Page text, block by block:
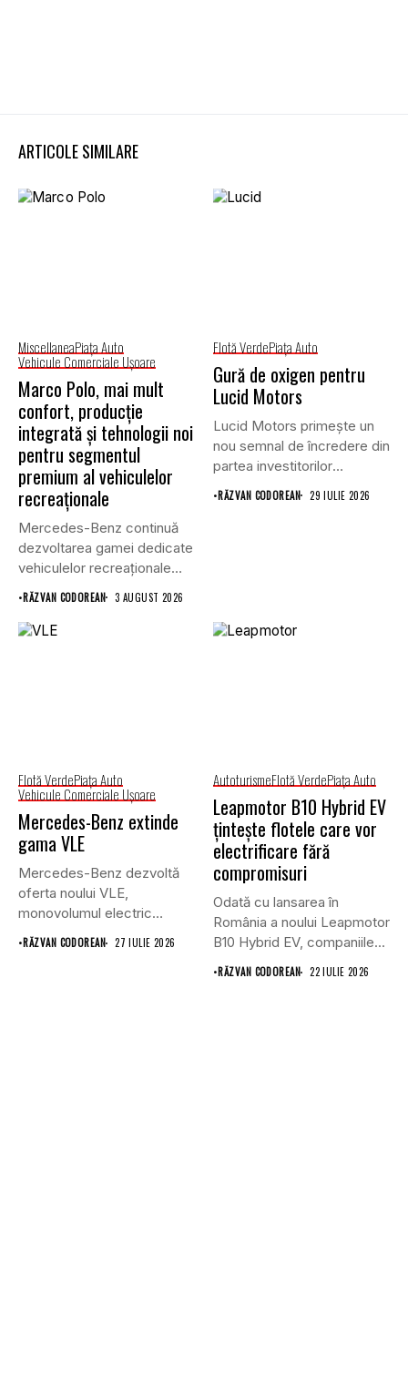
ARTICOLE SIMILARE
MiscellaneaPiaţa Auto
Vehicule Comerciale Uşoare
Marco Polo, mai mult
confort, producție
integrată și tehnologii noi
pentru segmentul
premium al vehiculelor
recreaționale
Mercedes-Benz continuă
dezvoltarea gamei dedicate
vehiculelor recreaționale
prin lansarea unei versiuni
actualizate...
•RĂZVAN CODOREAN 3 AUGUST 2026
Flotă VerdePiaţa Auto
Gură de oxigen pentru
Lucid Motors
Lucid Motors primește un
nou semnal de încredere din
partea investitorilor
saudiți,...
•RĂZVAN CODOREAN 29 IULIE 2026
Flotă VerdePiaţa Auto
Vehicule Comerciale Uşoare
Mercedes-Benz extinde
gama VLE
Mercedes-Benz dezvoltă
oferta noului VLE,
monovolumul electric
premium care își propune
•RĂZVAN CODOREAN 27 IULIE 2026
AutoturismeFlotă VerdePiaţa Auto
Leapmotor B10 Hybrid EV
țintește flotele care vor
electrificare fără
compromisuri
Odată cu lansarea în
România a noului Leapmotor
B10 Hybrid EV, companiile...
•RĂZVAN CODOREAN 22 IULIE 2026